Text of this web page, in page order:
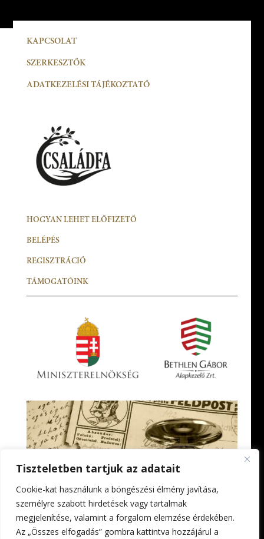
Tiszteletben tartjuk az adatait
Cookie-kat használunk a böngészési élmény javítása,
személyre szabott hirdetések vagy tartalmak
megjelenítése, valamint a forgalom elemzése érdekében.
Az „Összes elfogadás” gombra kattintva hozzájárul a
KAPCSOLAT
SZERKESZTŐK
ADATKEZELÉSI TÁJÉKOZTATÓ
HOGYAN LEHET ELŐFIZETŐ
BELÉPÉS
REGISZTRÁCIÓ
TÁMOGATÓINK